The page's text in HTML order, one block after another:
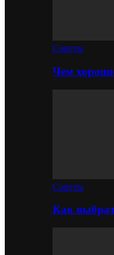
Советы
Чем
Советы
Как